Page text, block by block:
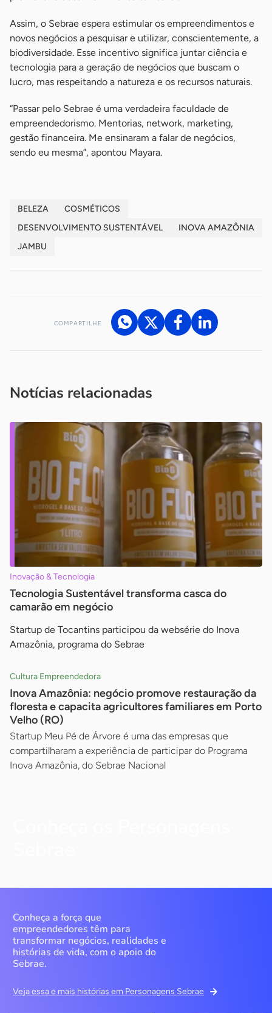
Assim, o Sebrae espera estimular os empreendimentos e
novos negócios a pesquisar e utilizar, conscientemente, a
biodiversidade. Esse incentivo significa juntar ciência e
tecnologia para a geração de negócios que buscam o
lucro, mas respeitando a natureza e os recursos naturais.
“Passar pelo Sebrae é uma verdadeira faculdade de
empreendedorismo. Mentorias, network, marketing,
gestão financeira. Me ensinaram a falar de negócios,
sendo eu mesma”, apontou Mayara.
BELEZA
COSMÉTICOS
DESENVOLVIMENTO SUSTENTÁVEL
INOVA AMAZÔNIA
JAMBU
COMPARTILHE
Notícias relacionadas
Inovação & Tecnologia
Tecnologia Sustentável transforma casca do
camarão em negócio
Startup de Tocantins participou da websérie do Inova
Amazônia, programa do Sebrae
Cultura Empreendedora
Inova Amazônia: negócio promove restauração da
floresta e capacita agricultores familiares em Porto
Velho (RO)
Startup Meu Pé de Árvore é uma das empresas que
compartilharam a experiência de participar do Programa
Inova Amazônia, do Sebrae Nacional
Conheça a força que
empreendedores têm para
transformar negócios, realidades e
histórias de vida, com o apoio do
Sebrae.
Veja essa e mais histórias em Personagens Sebrae